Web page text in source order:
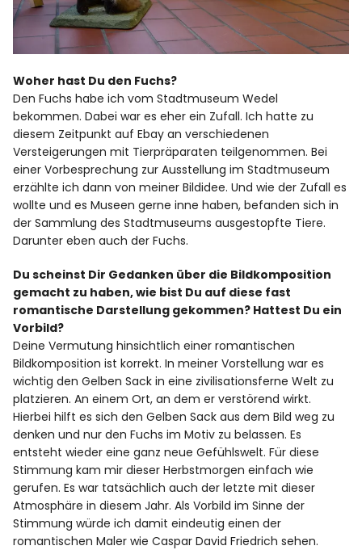
Woher hast Du den Fuchs?
Den Fuchs habe ich vom Stadtmuseum Wedel
bekommen. Dabei war es eher ein Zufall. Ich hatte zu
diesem Zeitpunkt auf Ebay an verschiedenen
Versteigerungen mit Tierpräparaten teilgenommen. Bei
einer Vorbesprechung zur Ausstellung im Stadtmuseum
erzählte ich dann von meiner Bildidee. Und wie der Zufall es
wollte und es Museen gerne inne haben, befanden sich in
der Sammlung des Stadtmuseums ausgestopfte Tiere.
Darunter eben auch der Fuchs.
Du scheinst Dir Gedanken über die Bildkomposition
gemacht zu haben, wie bist Du auf diese fast
romantische Darstellung gekommen? Hattest Du ein
Vorbild?
Deine Vermutung hinsichtlich einer romantischen
Bildkomposition ist korrekt. In meiner Vorstellung war es
wichtig den Gelben Sack in eine zivilisationsferne Welt zu
platzieren. An einem Ort, an dem er verstörend wirkt.
Hierbei hilft es sich den Gelben Sack aus dem Bild weg zu
denken und nur den Fuchs im Motiv zu belassen. Es
entsteht wieder eine ganz neue Gefühlswelt. Für diese
Stimmung kam mir dieser Herbstmorgen einfach wie
gerufen. Es war tatsächlich auch der letzte mit dieser
Atmosphäre in diesem Jahr. Als Vorbild im Sinne der
Stimmung würde ich damit eindeutig einen der
romantischen Maler wie Caspar David Friedrich sehen.